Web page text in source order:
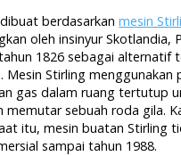
berdasarkanmesin
oleh insinyur Skotlandia,
1826 sebagai alternatif
Mesin Stirling menggunakan
gas dalam ruang tertutup
memutar sebuah roda gila.
itu, mesin buatan Stirling
sampai tahun 1988.